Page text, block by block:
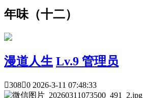
年味（十二）
漫道人生 Lv.9 管理员
3080 2026-3-11 07:48:33